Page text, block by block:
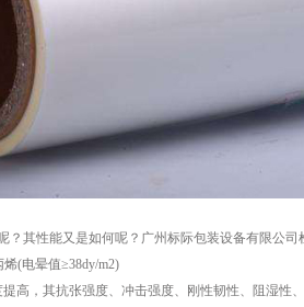
？其性能又是如何呢？广州标际包装设备有限公司
(电晕值≥38dy/m2)
，其抗张强度、冲击强度、刚性韧性、阻湿性、